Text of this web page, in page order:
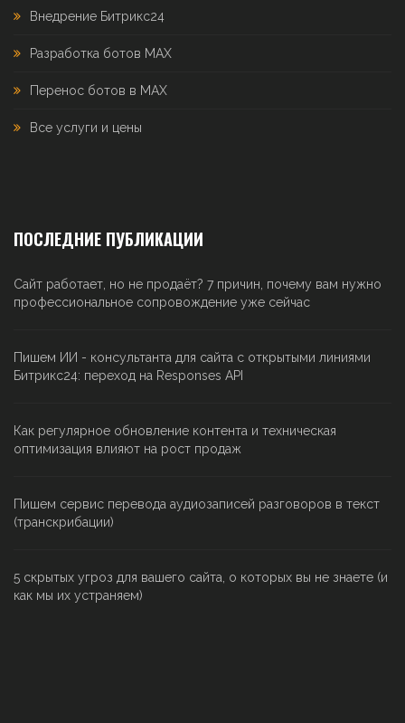
Внедрение Битрикс24
Разработка ботов MAX
Перенос ботов в MAX
Все услуги и цены
ПОСЛЕДНИЕ ПУБЛИКАЦИИ
Сайт работает, но не продаёт? 7 причин, почему вам нужно
профессиональное сопровождение уже сейчас
Пишем ИИ - консультанта для сайта с открытыми линиями
Битрикс24: переход на Responses API
Как регулярное обновление контента и техническая
оптимизация влияют на рост продаж
Пишем сервис перевода аудиозаписей разговоров в текст
(транскрибации)
5 скрытых угроз для вашего сайта, о которых вы не знаете (и
как мы их устраняем)